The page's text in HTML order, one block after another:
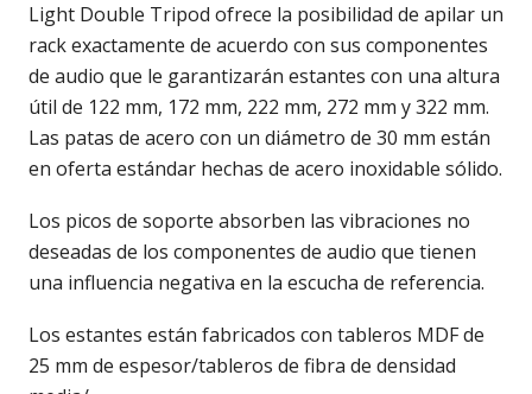
Light Double Tripod ofrece la posibilidad de apilar un
rack exactamente de acuerdo con sus componentes
de audio que le garantizarán estantes con una altura
útil de 122 mm, 172 mm, 222 mm, 272 mm y 322 mm.
Las patas de acero con un diámetro de 30 mm están
en oferta estándar hechas de acero inoxidable sólido.
Los picos de soporte absorben las vibraciones no
deseadas de los componentes de audio que tienen
una influencia negativa en la escucha de referencia.
Los estantes están fabricados con tableros MDF de
25 mm de espesor/tableros de fibra de densidad